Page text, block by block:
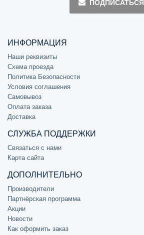
ПОДПИСАТЬСЯ
ИНФОРМАЦИЯ
Наши реквизиты
Схема проезда
Политика Безопасности
Условия соглашения
Самовывоз
Оплата заказа
Доставка
СЛУЖБА ПОДДЕРЖКИ
Связаться с нами
Карта сайта
ДОПОЛНИТЕЛЬНО
Производители
Партнёрская программа
Акции
Новости
Как оформить заказ